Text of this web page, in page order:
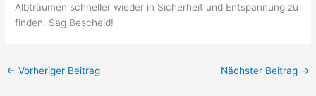
Albträumen schneller wieder in Sicherheit und Entspannung zu
finden. Sag Bescheid!
← Vorheriger Beitrag Nächster Beitrag →